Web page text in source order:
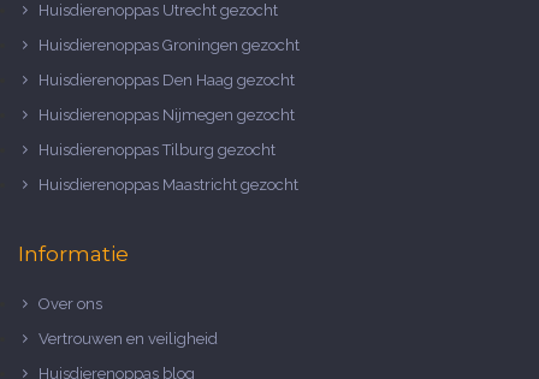
Huisdierenoppas Utrecht gezocht
Huisdierenoppas Groningen gezocht
Huisdierenoppas Den Haag gezocht
Huisdierenoppas Nijmegen gezocht
Huisdierenoppas Tilburg gezocht
Huisdierenoppas Maastricht gezocht
Informatie
Over ons
Vertrouwen en veiligheid
Huisdierenoppas blog